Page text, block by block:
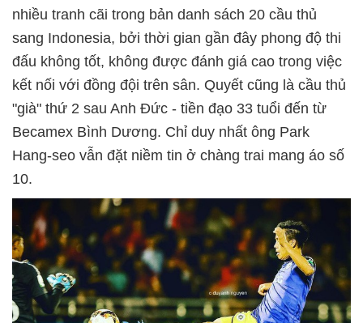
nhiều tranh cãi trong bản danh sách 20 cầu thủ
sang Indonesia, bởi thời gian gần đây phong độ thi
đấu không tốt, không được đánh giá cao trong việc
kết nối với đồng đội trên sân. Quyết cũng là cầu thủ
"già" thứ 2 sau Anh Đức - tiền đạo 33 tuổi đến từ
Becamex Bình Dương. Chỉ duy nhất ông Park
Hang-seo vẫn đặt niềm tin ở chàng trai mang áo số
10.